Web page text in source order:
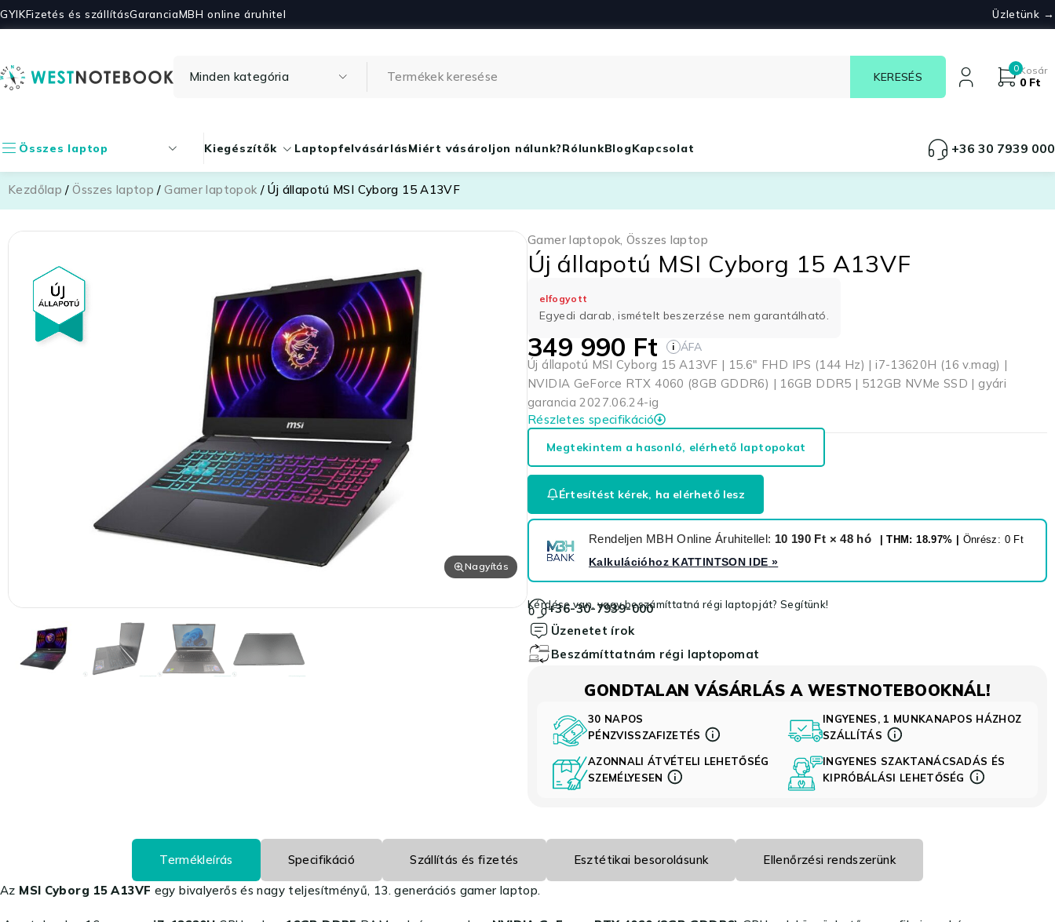
GYIKFizetés és szállításGaranciaMBH online áruhitel Üzletünk →
0Kosár
0 Ft
Összes laptop Kiegészítők LaptopfelvásárlásMiért vásároljon nálunk?RólunkBlogKapcsolat +36 30 7939 000
Kezdőlap /Összes laptop /Gamer laptopok / Új állapotú MSI Cyborg 15 A13VF
Nagyítás
Gamer laptopok, Összes laptop
Új állapotú MSI Cyborg 15 A13VF
elfogyott
Egyedi darab, ismételt beszerzése nem garantálható.
349 990 Ft i ÁFA
Új állapotú MSI Cyborg 15 A13VF | 15.6″ FHD IPS (144 Hz) | i7-13620H (16 v.mag) |
NVIDIA GeForce RTX 4060 (8GB GDDR6) | 16GB DDR5 | 512GB NVMe SSD | gyári
garancia 2027.06.24-ig
Részletes specifikáció
Megtekintem a hasonló, elérhető laptopokat
Értesítést kérek, ha elérhető lesz
Rendeljen MBH Online Áruhitellel: 10 190 Ft × 48 hó | THM: 18.97% | Önrész: 0 Ft
Kalkulációhoz KATTINTSON IDE »
Kérdése van, vagy beszámíttatná régi laptopját? Segítünk!
+36-30-7939-000
Üzenetet írok
Beszámíttatnám régi laptopomat
GONDTALAN VÁSÁRLÁS A WESTNOTEBOOKNÁL!
30 NAPOS
PÉNZVISSZAFIZETÉS
INGYENES, 1 MUNKANAPOS HÁZHOZ
SZÁLLÍTÁS
AZONNALI ÁTVÉTELI LEHETŐSÉG
SZEMÉLYESEN
INGYENES SZAKTANÁCSADÁS ÉS
KIPRÓBÁLÁSI LEHETŐSÉG
Termékleírás Specifikáció Szállítás és fizetés Esztétikai besorolásunk Ellenőrzési rendszerünk
Az MSI Cyborg 15 A13VF egy bivalyerős és nagy teljesítményű, 13. generációs gamer laptop.